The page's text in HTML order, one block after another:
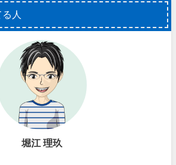
人
堀江 理玖